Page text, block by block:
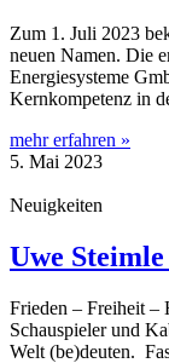
Zum 1. Juli 2023
neuen Namen. Die
Energiesysteme
Kernkompetenz in
mehr erfahren »
5. Mai 2023
Neuigkeiten
Uwe
Frieden – Freiheit –
Schauspieler und
Welt (be)deuten.